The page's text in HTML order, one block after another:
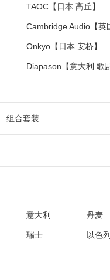
TAOC【日本 高丘】
Onkyo【日本 安桥】
组合套装
意大利 丹麦
瑞士 以色列